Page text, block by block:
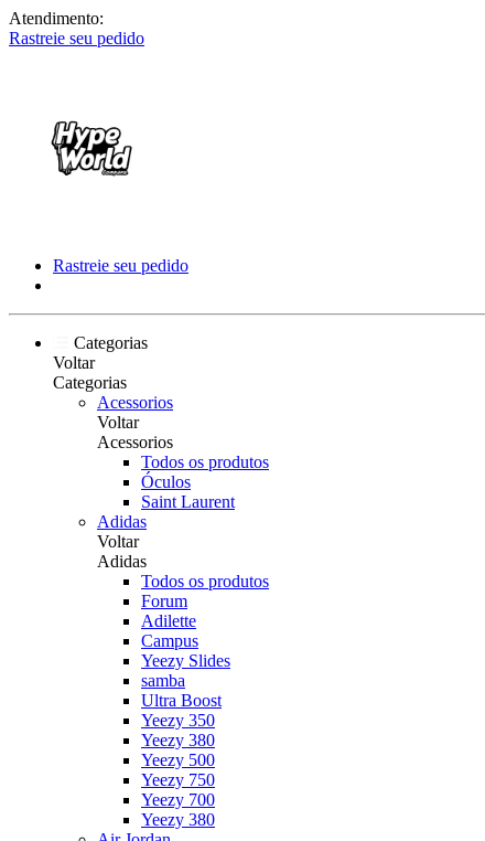
Atendimento:
Rastreie seu pedido
Rastreie seu pedido
Categorias
Voltar
Categorias
Acessorios
Voltar
Acessorios
Todos os produtos
Óculos
Saint Laurent
Adidas
Voltar
Adidas
Todos os produtos
Forum
Adilette
Campus
Yeezy Slides
samba
Ultra Boost
Yeezy 350
Yeezy 380
Yeezy 500
Yeezy 750
Yeezy 700
Yeezy 380